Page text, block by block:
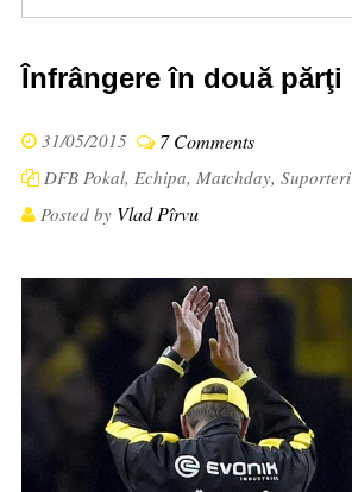
Înfrângere în două părţi
31/05/2015 7 Comments
DFB Pokal, Echipa, Matchday, Suporteri
Posted by Vlad Pîrvu